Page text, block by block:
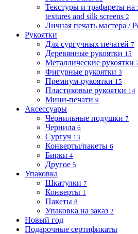
Текстуры и трафареты на
textures and silk screens 2
Личная печать мастера /
Рукоятки
Для сургучных печатей 7
Деревянные рукоятки 15
Металлические рукоятки
Фигурные рукоятки 3
Премиум-рукоятки 15
Пластиковые рукоятки 14
Мини-печати 9
Аксессуары
Чернильные подушки 7
Чернила 6
Сургуч 13
Конверты/пакеты 6
Бирки 4
Другое 5
Упаковка
Шкатулки 7
Конверты 1
Пакеты 8
Упаковка на заказ 2
Новый год
Подарочные сертификаты